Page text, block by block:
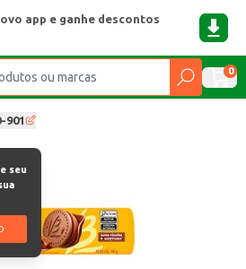
app e ganhe descontos
0
901
seu